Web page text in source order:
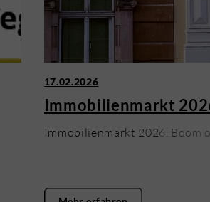
17.02.2026
Immobilienmarkt
Immobilienmarkt 2026. Boom